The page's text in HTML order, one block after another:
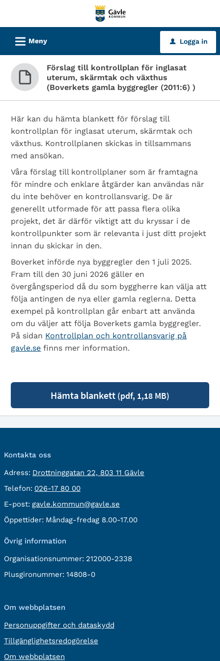
tjänster
Gävle
kommun
L Meny u Logga in
Förslag till kontrollplan för inglasat
uterum, skärmtak och växthus
(Boverkets gamla byggregler (2011:6) )
Här kan du hämta blankett för förslag till
kontrollplan för inglasat uterum, skärmtak och
växthus. Kontrollplanen skickas in tillsammans
med ansökan.
Våra förslag till kontrollplaner som är framtagna
för mindre och enklare åtgärder kan användas när
du inte behöver en kontrollansvarig. De är
generellt utformade för att passa flera olika
projekt, det är därför viktigt att du kryssar i de
kontrollpunkter som är relevanta i just ditt projekt
innan du skickar in den.
Boverket införde nya byggregler den 1 juli 2025.
Fram till den 30 juni 2026 gäller en
övergångsperiod då du som byggherre kan välja att
följa antingen de nya eller gamla reglerna. Detta
exempel på kontrollplan går enbart att använda
om du väljer att följa Boverkets gamla byggregler.
På sidan Kontrollplan och kontrollansvarig på
gavle.se finns mer information.
Hämta blankett (pdf, 1,18 MB)
Kontakta oss
Adress: besöksadress:
Drottninggatan 22, 803 11 Gävle
Telefon: Telefon:
026-17 80 00
E-post: E-
post:
gavle.kommun@gavle.se
Öppettider: Måndag-fredag 8.00-17.00
Övrig information
Organisationsnummer: 212000-2338
Plusgironummer: 14808-0
Om webbplatsen
Personuppgifter och dataskydd
Tillgänglighetsredogörelse
Om webbplatsen